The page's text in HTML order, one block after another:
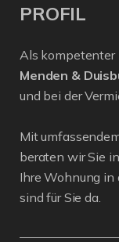
PROFIL
Als kompetenter
Menden &
und bei der
Mit
beraten wir Sie
Ihre Wohnung in
sind für Sie da.